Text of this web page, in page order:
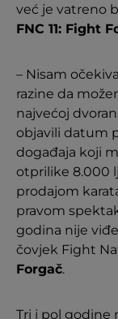
već je vatreno
FNC 11: Fight
– Nisam
razine da
najvećoj
objavili datum
događaja koji
otprilike 8.000
prodajom
pravom
godina nije
čovjek Fight
Forgač.
Tri i pol godine